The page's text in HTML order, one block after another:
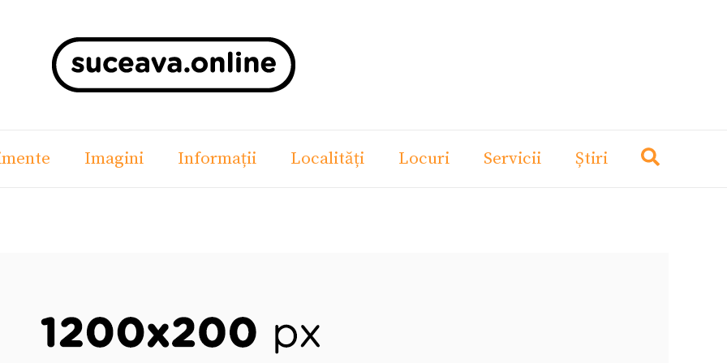
Imagini Informații Localități Locuri Servicii Știri